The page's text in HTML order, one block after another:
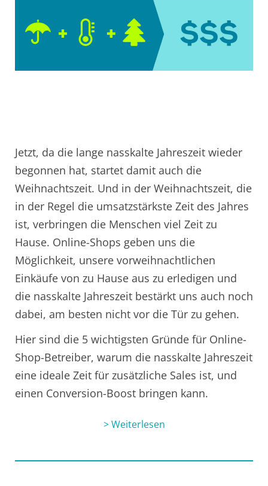
Jetzt, da die lange nasskalte Jahreszeit wieder
begonnen hat, startet damit auch die
Weihnachtszeit. Und in der Weihnachtszeit, die
in der Regel die umsatzstärkste Zeit des Jahres
ist, verbringen die Menschen viel Zeit zu
Hause. Online-Shops geben uns die
Möglichkeit, unsere vorweihnachtlichen
Einkäufe von zu Hause aus zu erledigen und
die nasskalte Jahreszeit bestärkt uns auch noch
dabei, am besten nicht vor die Tür zu gehen.
Hier sind die 5 wichtigsten Gründe für Online-
Shop-Betreiber, warum die nasskalte Jahreszeit
eine ideale Zeit für zusätzliche Sales ist, und
einen Conversion-Boost bringen kann.
> Weiterlesen